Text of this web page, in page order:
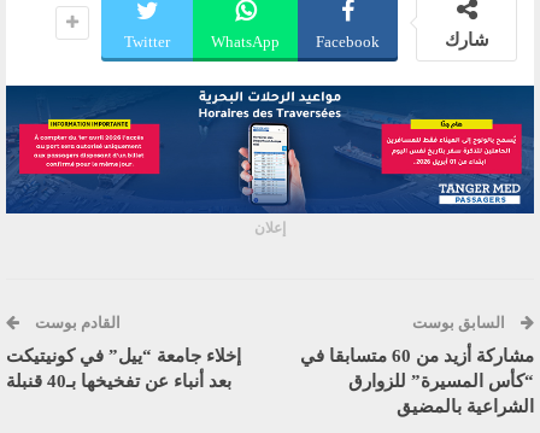
شارك Facebook
WhatsApp
Twitter
إعلان
السابق بوست
مشاركة أزيد من 60 متسابقا في
“كأس المسيرة” للزوارق
الشراعية بالمضيق
القادم بوست
إخلاء جامعة “ييل” في كونيتيكت
بعد أنباء عن تفخيخها بـ40 قنبلة